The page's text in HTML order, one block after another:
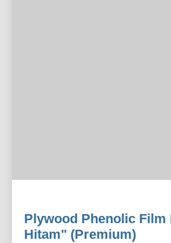
Plywood Phenolic Film
Hitam" (Premium)